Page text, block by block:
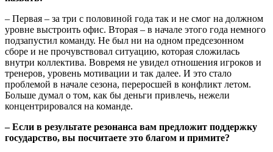
– Первая – за три с половиной года так и не смог на должном
уровне выстроить офис. Вторая – в начале этого года немного
подзапустил команду. Не был ни на одном предсезонном
сборе и не прочувствовал ситуацию, которая сложилась
внутри коллектива. Вовремя не увидел отношения игроков и
тренеров, уровень мотивации и так далее. И это стало
проблемой в начале сезона, переросшей в конфликт летом.
Больше думал о том, как бы деньги привлечь, нежели
концентрировался на команде.
– Если в результате резонанса вам предложит поддержку
государство, вы посчитаете это благом и примите?